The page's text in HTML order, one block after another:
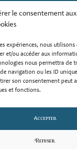
le consentement aux
expériences, nous
et/ou accéder aux
nous permettra de
navigation ou les ID
son consentement peut
et fonctions.
Accepter
Refuser
(Berger Américain
à Morlanne.
de l’abreuvoir